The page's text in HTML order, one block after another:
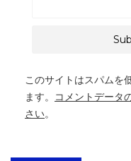
このサイトはスパムを
ます。
コメントデータ
さい。